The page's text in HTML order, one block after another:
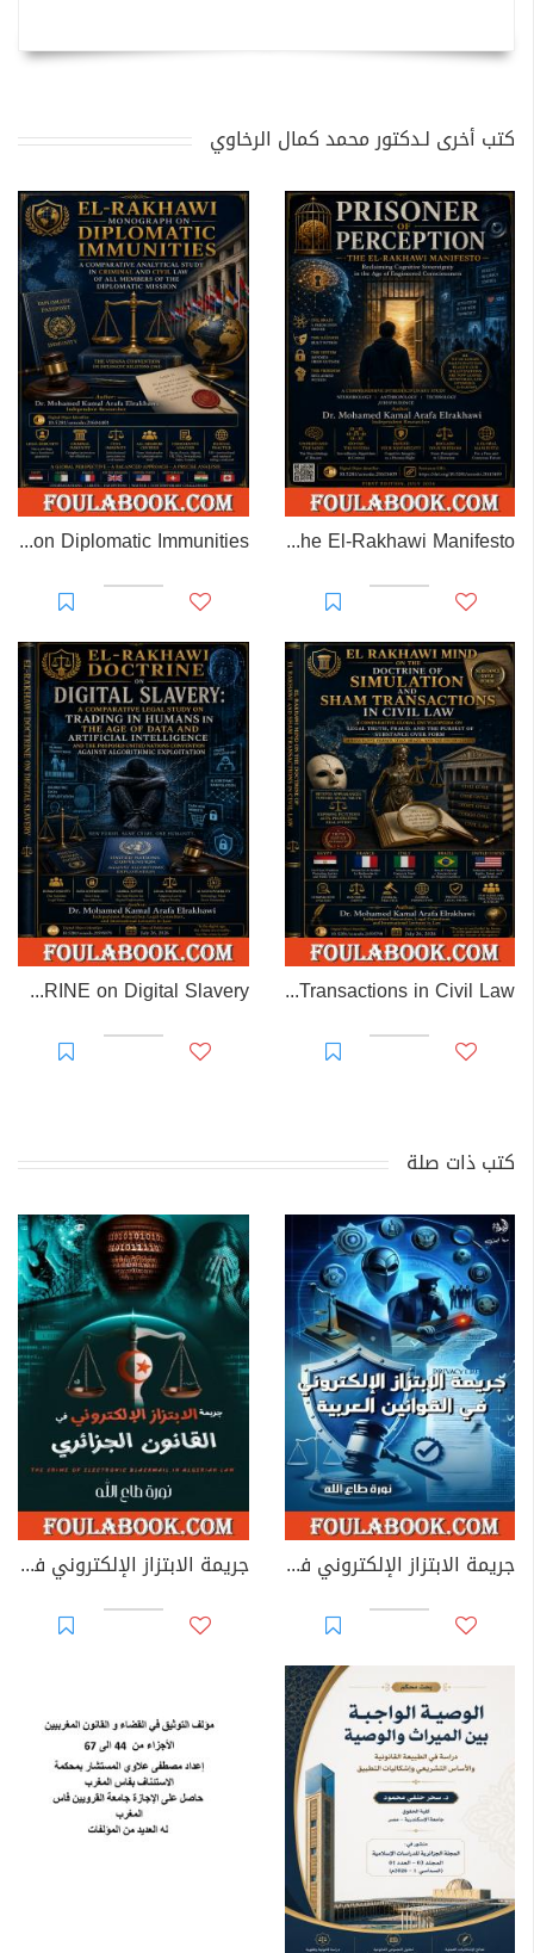
كتب أخرى لـدكتور محمد كمال الرخاوي
Prisoner of Perception: The El-Rakhawi Manifesto
EL-RAKHAWI MONOGRAPH on Diplomatic Immunities
EL RAKHAWI MIND on the Doctrine of Simulation and Sham Transactions in Civil Law
EL-RAKHAWI DOCTRINE on Digital Slavery
كتب ذات صلة
جريمة الابتزاز الإلكتروني في القوانين العربية جريمة الابتزاز الإلكتروني في القانون الجزائري